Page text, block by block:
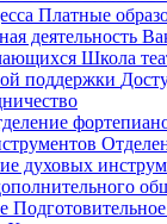
Платные
деятельность
Школа
поддержки
духовых